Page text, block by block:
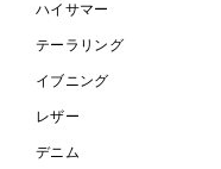
ハイサマー
テーラリング
イブニング
レザー
デニム